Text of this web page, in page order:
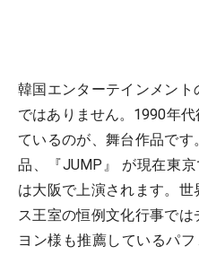
韓国エンターテインメン
ではありません。1990年
ているのが、舞台作品で
品、『JUMP』 が現在東
は大阪で上演されます。
ス王室の恒例文化行事では
ヨン様も推薦しているパ